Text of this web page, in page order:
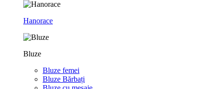
Hanorace
Bluze
Bluze femei
Bluze Bărbați